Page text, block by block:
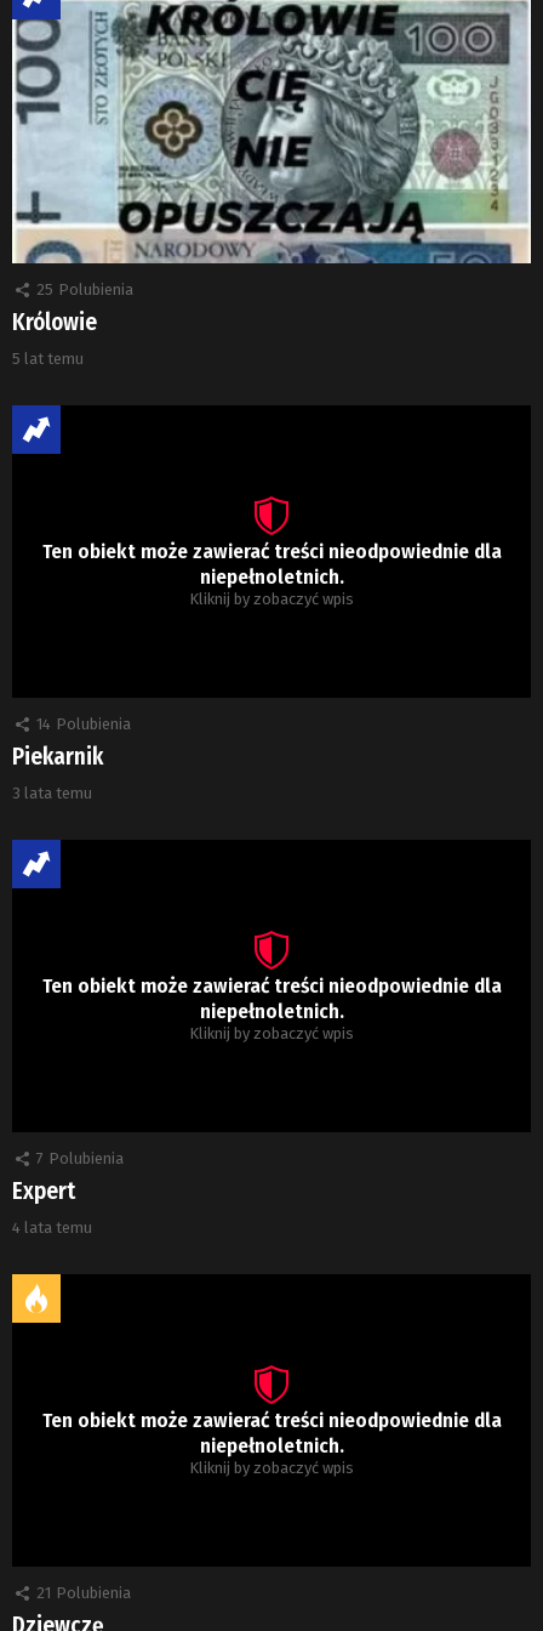
25 Polubienia
Królowie
5 lat temu
Ten obiekt może zawierać treści nieodpowiednie dla
niepełnoletnich.
Kliknij by zobaczyć wpis
14 Polubienia
Piekarnik
3 lata temu
Ten obiekt może zawierać treści nieodpowiednie dla
niepełnoletnich.
Kliknij by zobaczyć wpis
7 Polubienia
Expert
4 lata temu
Ten obiekt może zawierać treści nieodpowiednie dla
niepełnoletnich.
Kliknij by zobaczyć wpis
21 Polubienia